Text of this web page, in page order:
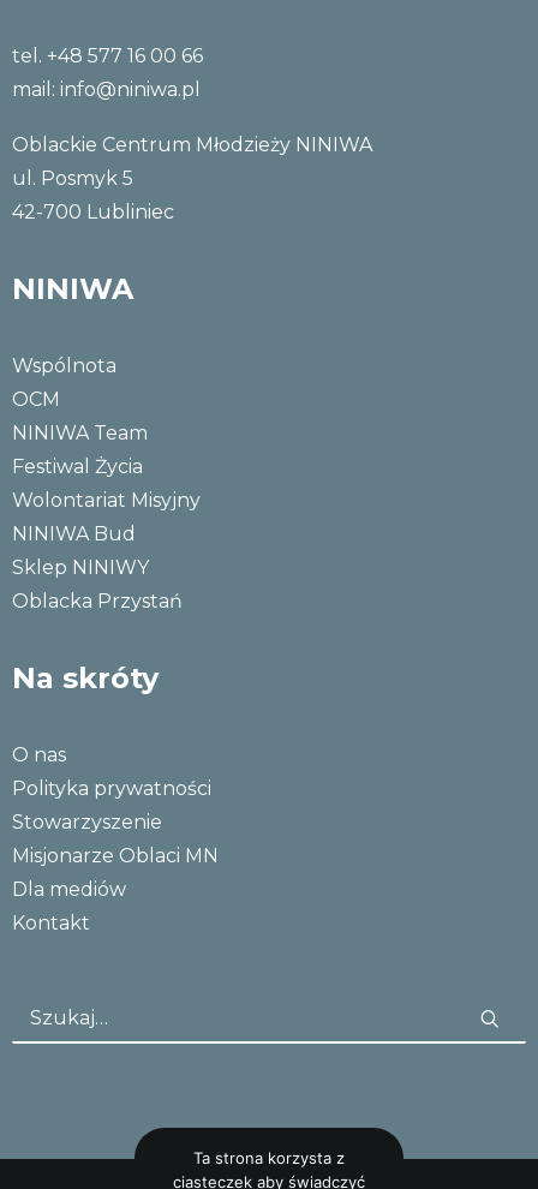
tel. +48 577 16 00 66
mail: info@niniwa.pl
Oblackie Centrum Młodzieży NINIWA
ul. Posmyk 5
42-700 Lubliniec
NINIWA
Wspólnota
OCM
NINIWA Team
Festiwal Życia
Wolontariat Misyjny
NINIWA Bud
Sklep NINIWY
Oblacka Przystań
Na skróty
O nas
Polityka prywatności
Stowarzyszenie
Misjonarze Oblaci MN
Dla mediów
Kontakt
Ta strona korzysta z
ciasteczek aby świadczyć